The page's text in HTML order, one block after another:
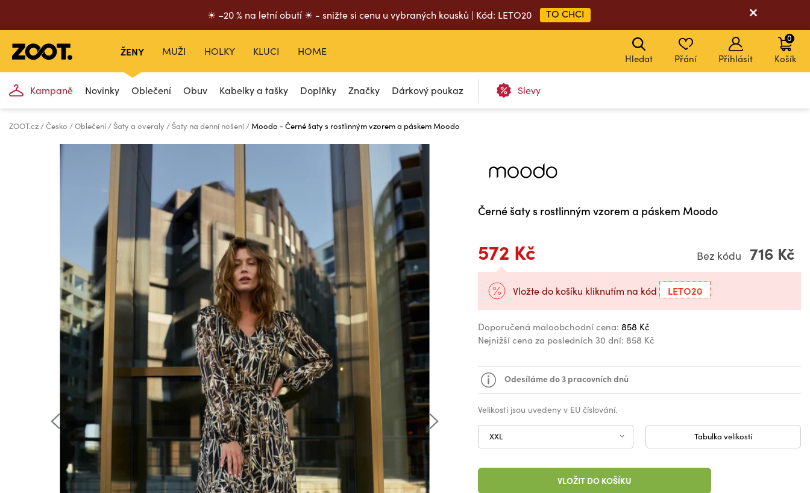
☀ –20 % na letní obutí ☀ - snižte si cenu u vybraných kousků | Kód: LETO20 TO CHCI
ŽENY
Kampaně Novinky Oblečení Obuv Kabelky a tašky Doplňky Značky Dárkový poukaz Slevy
MUŽI HOLKY KLUCI HOME
Hledat Přání Přihlásit Košík
0
ZOOT.cz Česko Oblečení Šaty a overaly Šaty na denní nošení Moodo - Černé šaty s rostlinným vzorem a páskem Moodo
Černé šaty s rostlinným vzorem a páskem Moodo
572 Kč Bez kódu 716 Kč
Vložte do košíku kliknutím na kód LETO20
Doporučená maloobchodní cena: 858 Kč
Nejnižší cena za posledních 30 dní: 858 Kč
Odesíláme do 3 pracovních dnů
Velikosti jsou uvedeny v EU číslování.
XXL Tabulka velikostí
VLOŽIT DO KOŠÍKU